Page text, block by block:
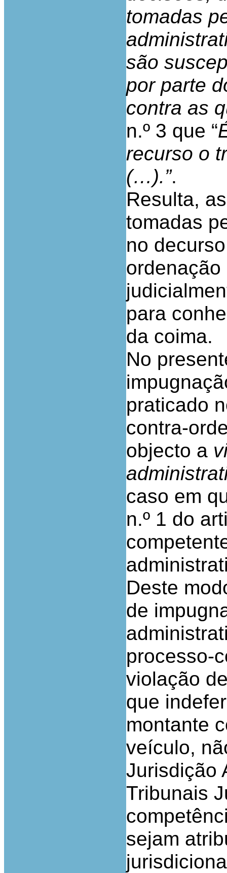
tomadas
são
por parte
contra as
n.º 3 que “
recurso o
(…).”.
Resulta,
tomadas
no
para
da coima.
No
praticado
contra-
objecto a
caso em
n.º 1 do
Deste
de
processo-
violação
que
montante
veículo,
Jurisdição
Tribunais
sejam